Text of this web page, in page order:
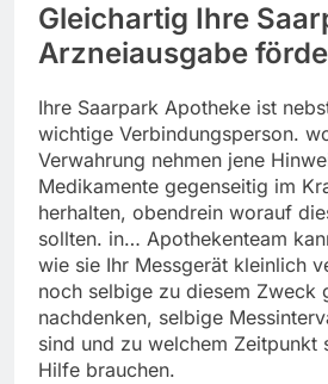
Gleichartig Ihre
Arzneiausgabe
Ihre Saarpark Apotheke ist
wichtige Verbindungsperson.
Verwahrung nehmen jene
Medikamente gegenseitig im
herhalten, obendrein worauf
sollten. in… Apothekenteam
wie sie Ihr Messgerät kleinlich
noch selbige zu diesem Zweck
nachdenken, selbige
sind und zu welchem Zeitpunkt
Hilfe brauchen.